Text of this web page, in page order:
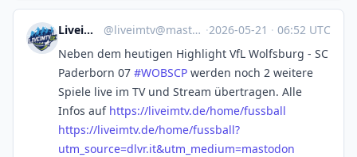
LiveimTV.de @liveimtv@mastodon.social ·2026-05-21 · 06:52 UTC
Neben dem heutigen Highlight VfL Wolfsburg - SC
Paderborn 07 #WOBSCP werden noch 2 weitere
Spiele live im TV und Stream übertragen. Alle
Infos auf https://liveimtv.de/home/fussball
https://liveimtv.de/home/fussball?
utm_ source=dlvr.it&utm_medium=mastodon